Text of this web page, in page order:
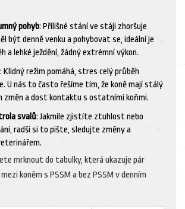
pohyb: Přílišné stání ve stáji zhoršuje
být denně venku a pohybovat se, ideální je
a lehké ježdění, žádný extrémní výkon.
: Klidný režim pomáhá, stres celý průběh
U nás to často řešíme tím, že koně mají stálý
změn a dost kontaktu s ostatními koňmi.
svalů: Jakmile zjistíte ztuhlost nebo
radši si to pište, sledujte změny a
mrknout do tabulky, která ukazuje pár
koněm s PSSM a bez PSSM v denním